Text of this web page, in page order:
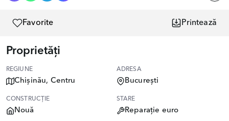
Favorite Printează
Proprietăți
REGIUNE
Chișinău, Centru
ADRESA
București
CONSTRUCȚIE
Nouă
STARE
Reparație euro